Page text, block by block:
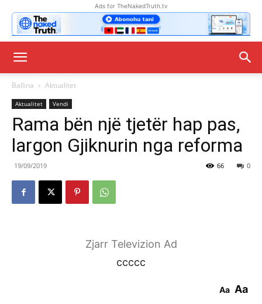
Ads for TheNakedTruth.tv
Ballina Aktualitet
Aktualitet Vendi
Rama bën një tjetër hap pas,
largon Gjiknurin nga reforma
19/09/2019 0
66
Zjarr Televizion Ad
ccccc
Aa Aa